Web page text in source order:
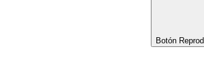
Botón